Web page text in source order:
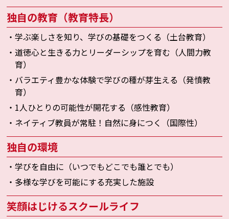
独自の教育（教育特長）
・学ぶ楽しさを知り、学びの基礎をつくる（土台教育）
・道徳心と生きる力とリーダーシップを育む（人間力教
育）
・バラエティ豊かな体験で学びの種が芽生える（発憤教
育）
・1人ひとりの可能性が開花する（感性教育）
・ネイティブ教員が常駐！自然に身につく（国際性）
独自の環境
・学びを自由に（いつでもどこでも誰とでも）
・多様な学びを可能にする充実した施設
笑顔はじけるスクールライフ